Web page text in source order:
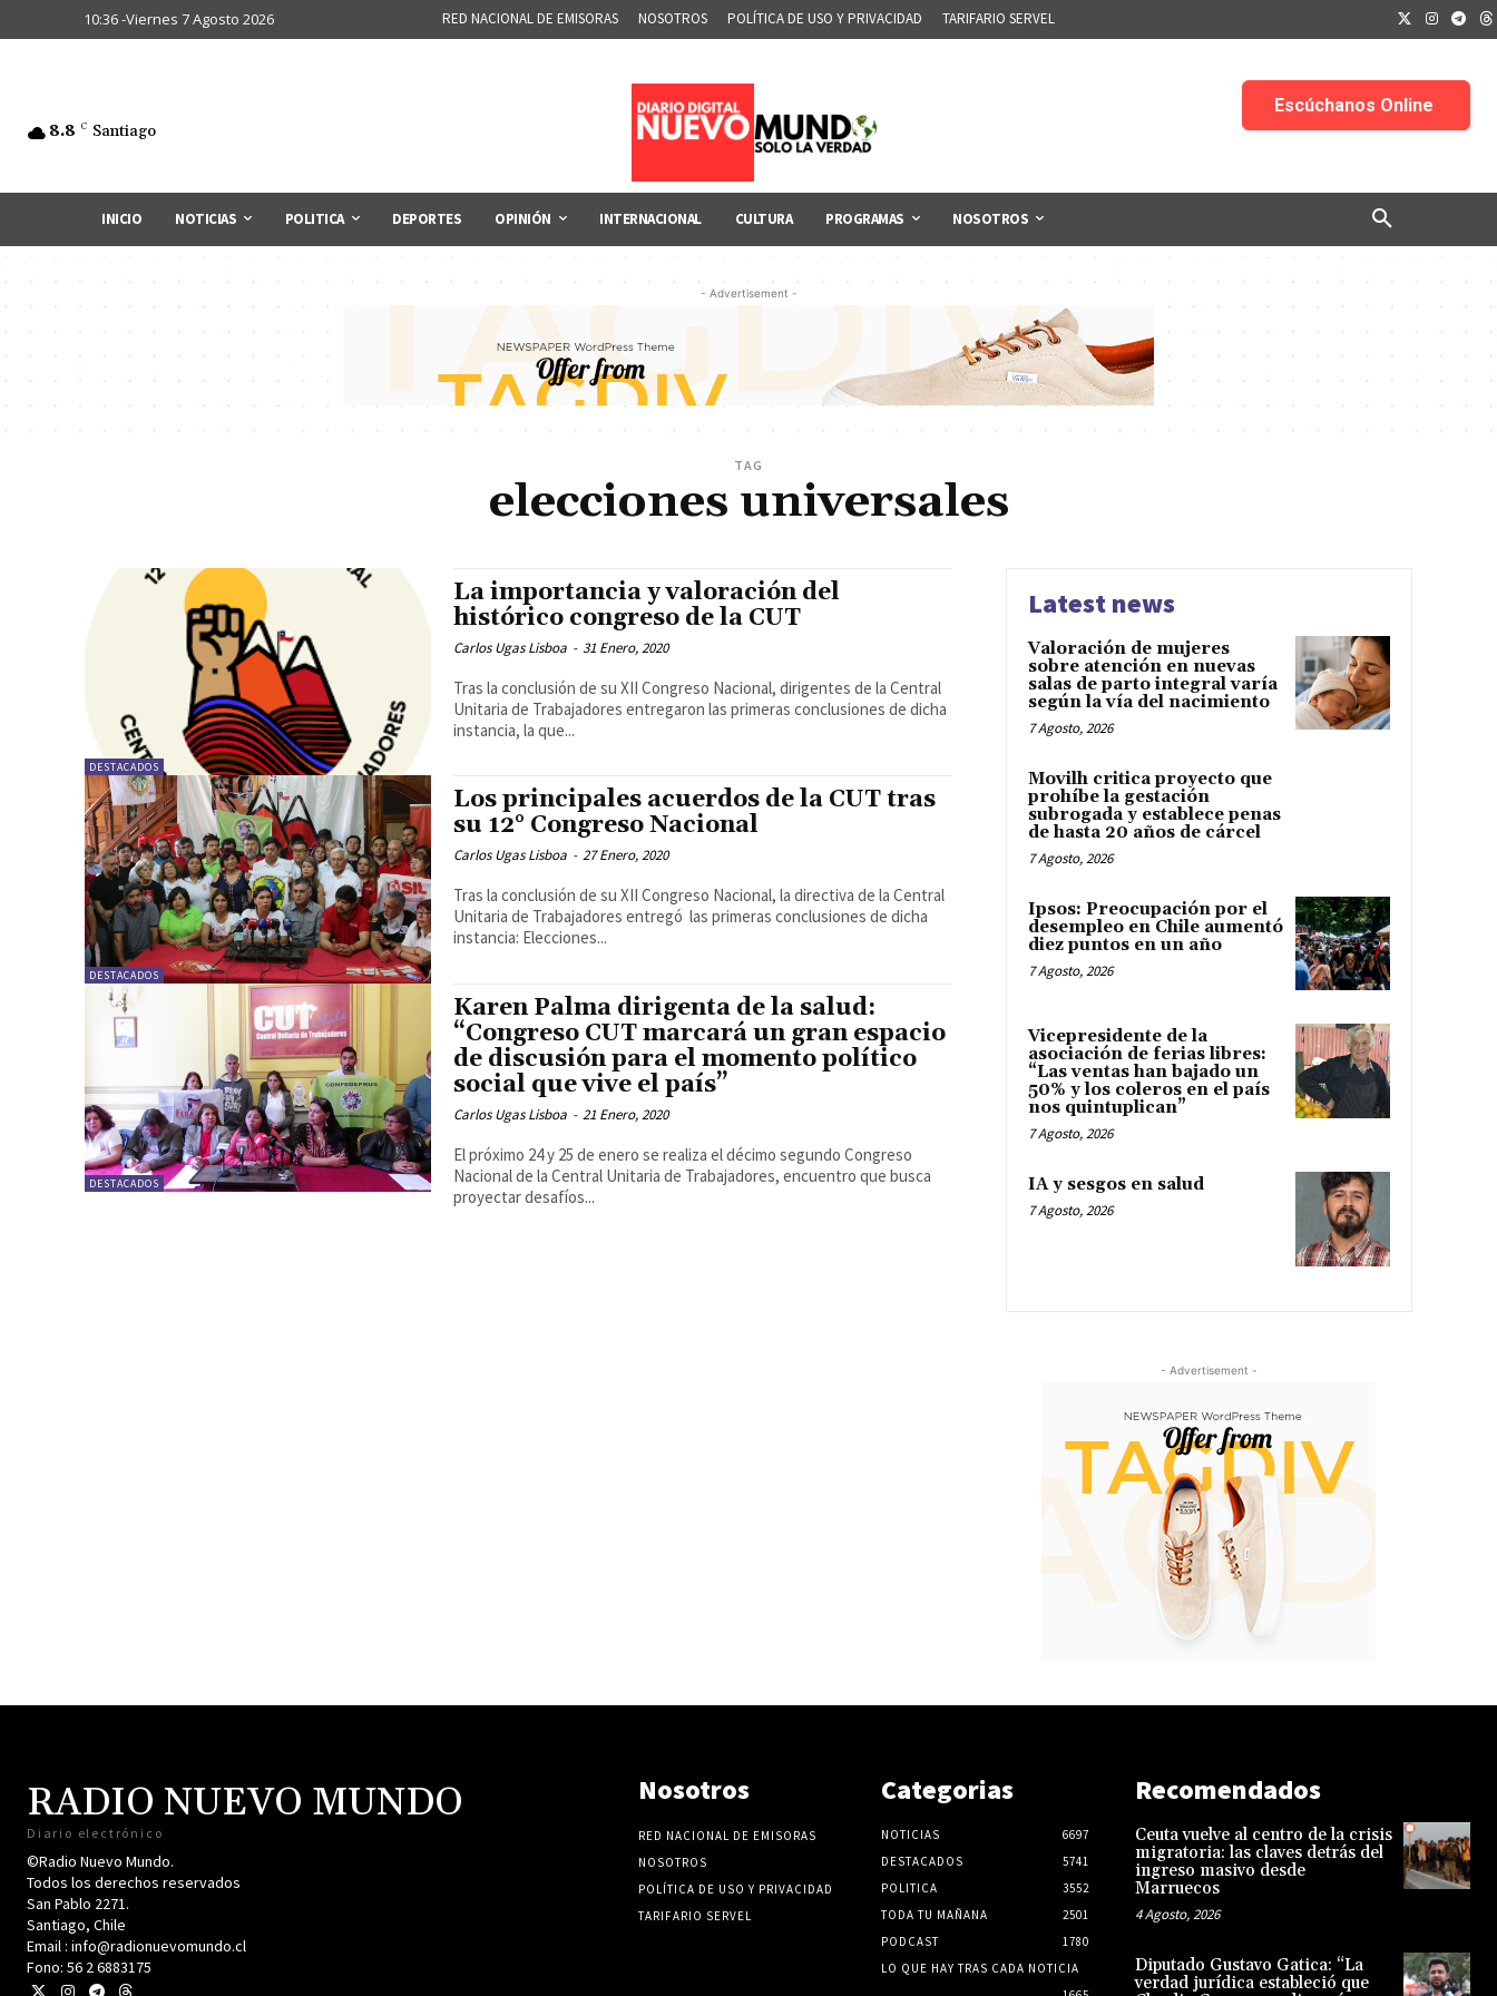
10:36 -Viernes 7 Agosto 2026 RED NACIONAL DE EMISORAS NOSOTROS POLÍTICA DE USO Y PRIVACIDAD TARIFARIO SERVEL
8.8 C Santiago
INICIO NOTICIAS POLITICA DEPORTES OPINIÓN INTERNACIONAL CULTURA PROGRAMAS NOSOTROS
- Advertisement -
TAG
elecciones universales
DESTACADOS
La importancia y valoración del
histórico congreso de la CUT
Carlos Ugas Lisboa - 31 Enero, 2020
Tras la conclusión de su XII Congreso Nacional, dirigentes de la Central
Unitaria de Trabajadores entregaron las primeras conclusiones de dicha
instancia, la que...
DESTACADOS
Los principales acuerdos de la CUT tras
su 12° Congreso Nacional
Carlos Ugas Lisboa - 27 Enero, 2020
Tras la conclusión de su XII Congreso Nacional, la directiva de la Central
Unitaria de Trabajadores entregó las primeras conclusiones de dicha
instancia: Elecciones...
DESTACADOS
Karen Palma dirigenta de la salud:
“Congreso CUT marcará un gran espacio
de discusión para el momento político
social que vive el país”
Carlos Ugas Lisboa - 21 Enero, 2020
El próximo 24 y 25 de enero se realiza el décimo segundo Congreso
Nacional de la Central Unitaria de Trabajadores, encuentro que busca
proyectar desafíos...
Latest news
Valoración de mujeres
sobre atención en nuevas
salas de parto integral varía
según la vía del nacimiento
7 Agosto, 2026
Movilh critica proyecto que
prohíbe la gestación
subrogada y establece penas
de hasta 20 años de cárcel
7 Agosto, 2026
Ipsos: Preocupación por el
desempleo en Chile aumentó
diez puntos en un año
7 Agosto, 2026
Vicepresidente de la
asociación de ferias libres:
“Las ventas han bajado un
50% y los coleros en el país
nos quintuplican”
7 Agosto, 2026
IA y sesgos en salud
7 Agosto, 2026
- Advertisement -
RADIO NUEVO MUNDO
Diario electrónico
©Radio Nuevo Mundo.
Todos los derechos reservados
San Pablo 2271.
Santiago, Chile
Email : info@radionuevomundo.cl
Fono: 56 2 6883175
Nosotros
RED NACIONAL DE EMISORAS
NOSOTROS
POLÍTICA DE USO Y PRIVACIDAD
TARIFARIO SERVEL
Categorias
NOTICIAS
6697
DESTACADOS
5741
POLITICA
3552
TODA TU MAÑANA
2501
PODCAST
1780
LO QUE HAY TRAS CADA NOTICIA
Recomendados
Ceuta vuelve al centro de la crisis
migratoria: las claves detrás del
ingreso masivo desde
Marruecos
4 Agosto, 2026
Diputado Gustavo Gatica: “La
verdad jurídica estableció que